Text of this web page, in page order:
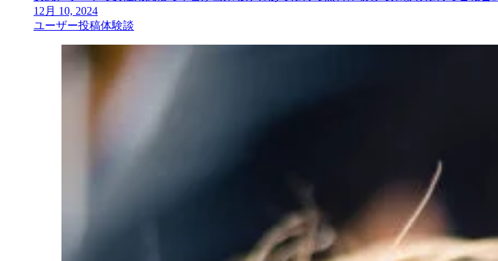
12月 10, 2024
ユーザー投稿体験談